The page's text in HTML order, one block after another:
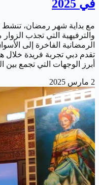
في 2025
مع بداية شهر رمضان، تنشط
والترفيهية التي تجذب
الرمضانية الفاخرة إلى
تقدم دبي تجربة فريدة خلال
أبرز الوجهات التي تجمع بين
2 مارس 2025